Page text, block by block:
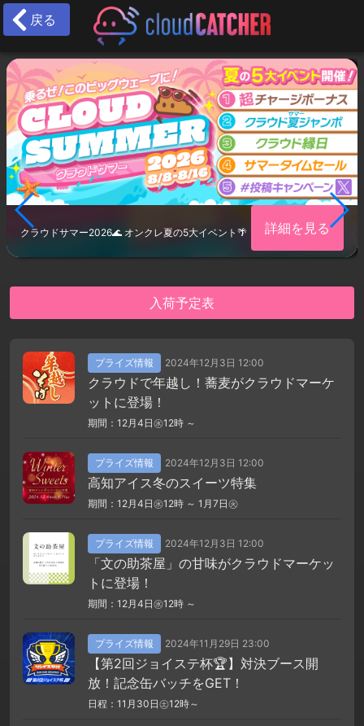
戻る
クラウドサマー2026🌊 オンクレ夏の5大イベント🌴 詳細を見る
入荷予定表
プライズ情報 2024年12月3日 12:00
クラウドで年越し！蕎麦がクラウドマーケ
ットに登場！
期間：12月4日㊌12時 ～
プライズ情報 2024年12月3日 12:00
高知アイス冬のスイーツ特集
期間：12月4日㊌12時 ～ 1月7日㊋
プライズ情報 2024年12月3日 12:00
「文の助茶屋」の甘味がクラウドマーケッ
トに登場！
期間：12月4日㊌12時 ～
プライズ情報 2024年11月29日 23:00
【第2回ジョイステ杯🏆】対決ブース開
放！記念缶バッチをGET！
日程：11月30日㊏12時～